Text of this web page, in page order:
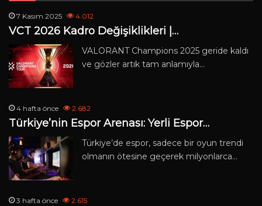
7 Kasım 2025 4.012
VCT 2026 Kadro Değişiklikleri |…
VALORANT Champions 2025 geride kaldı
ve gözler artık tam anlamıyla…
4 hafta önce 2.682
Türkiye’nin Espor Arenası: Yerli Espor…
Türkiye’de espor, sadece bir oyun trendi
olmanın ötesine geçerek milyonlarca…
3 hafta önce 2.615